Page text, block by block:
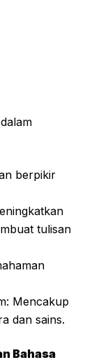
berpikir
tulisan
Mencakup
dan sains.
Bahasa